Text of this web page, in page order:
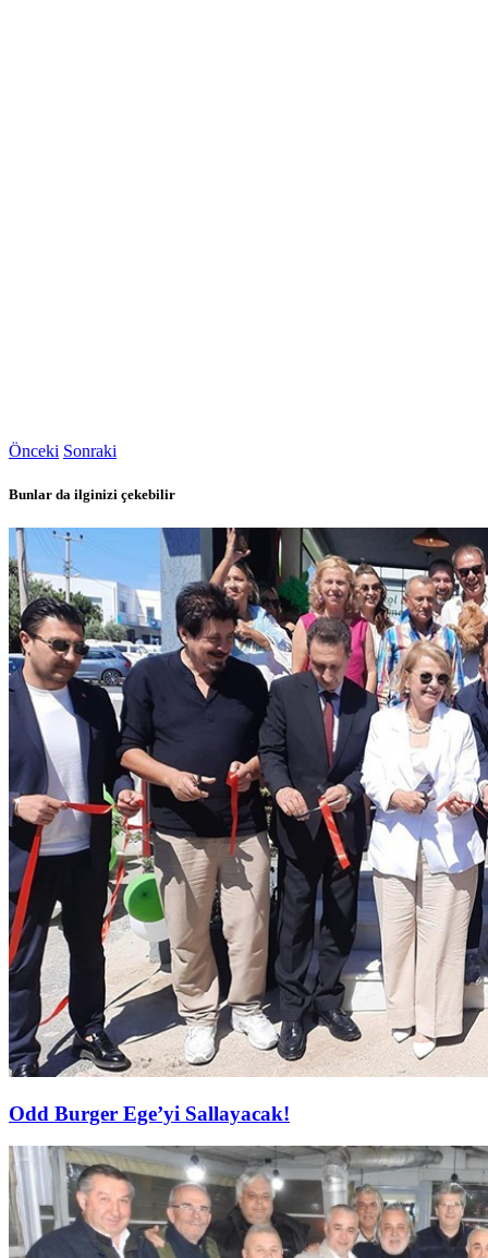
Önceki Sonraki
Bunlar da ilginizi çekebilir
Odd Burger Ege’yi Sallayacak!